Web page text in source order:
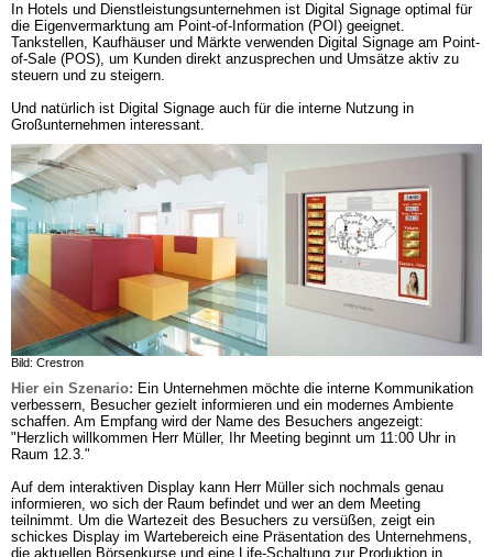
In Hotels und Dienstleistungsunternehmen ist Digital Signage optimal für
die Eigenvermarktung am Point-of-Information (POI) geeignet.
Tankstellen, Kaufhäuser und Märkte verwenden Digital Signage am Point-
of-Sale (POS), um Kunden direkt anzusprechen und Umsätze aktiv zu
steuern und zu steigern.
Und natürlich ist Digital Signage auch für die interne Nutzung in
Großunternehmen interessant.
Bild: Crestron
Hier ein Szenario: Ein Unternehmen möchte die interne Kommunikation
verbessern, Besucher gezielt informieren und ein modernes Ambiente
schaffen. Am Empfang wird der Name des Besuchers angezeigt:
"Herzlich willkommen Herr Müller, Ihr Meeting beginnt um 11:00 Uhr in
Raum 12.3."
Auf dem interaktiven Display kann Herr Müller sich nochmals genau
informieren, wo sich der Raum befindet und wer an dem Meeting
teilnimmt. Um die Wartezeit des Besuchers zu versüßen, zeigt ein
schickes Display im Wartebereich eine Präsentation des Unternehmens,
die aktuellen Börsenkurse und eine Life-Schaltung zur Produktion in